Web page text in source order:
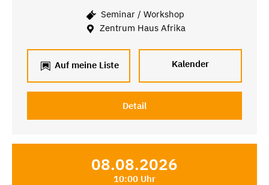
Seminar / Workshop
Zentrum Haus Afrika
Auf meine Liste Kalender
Detail
08.08.2026
10:00 Uhr